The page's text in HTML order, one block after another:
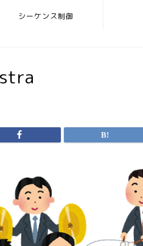
シーケンス制御